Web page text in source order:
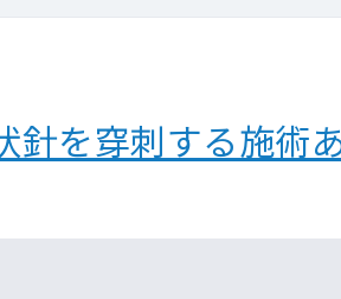
を穿刺する施術あ